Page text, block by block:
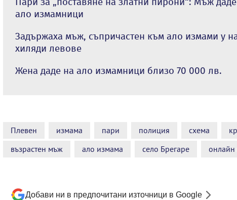
ало измамници
Задържаха мъж, съпричастен към ало измами у
хиляди левове
Жена даде на ало измамници близо 70 000 лв.
Плевен измама пари полиция схема
възрастен мъж
ало измама село Брегаре онлайн
Добави ни в предпочитани източници в Google